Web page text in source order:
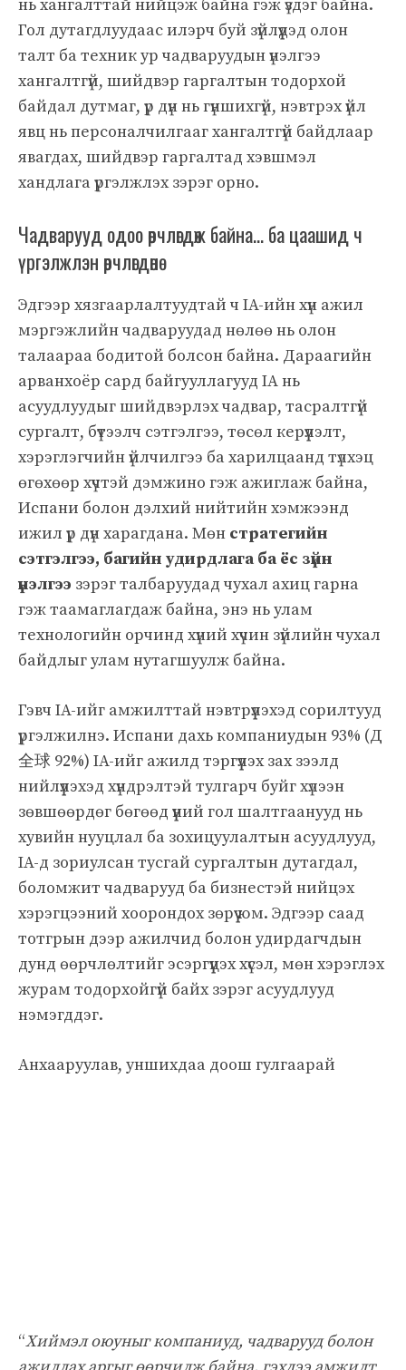
нь хангалттай нийцэж байна гэж үздэг байна.
Гол дутагдлуудаас илэрч буй зүйлүүдэд олон
талт ба техник ур чадваруудын үнэлгээ
хангалтгүй, шийдвэр гаргалтын тодорхой
байдал дутмаг, үр дүн нь гүншихгүй, нэвтрэх үйл
явц нь персоналчилгааг хангалтгүй байдлаар
явагдах, шийдвэр гаргалтад хэвшмэл
хандлага үргэлжлэх зэрэг орно.
Чадварууд одоо өөрчлөгдөж байна… ба цаашид ч
үргэлжлэн өөрчлөгдөнө
Эдгээр хязгаарлалтуудтай ч IA-ийн хүн ажил
мэргэжлийн чадваруудад нөлөө нь олон
талаараа бодитой болсон байна. Дараагийн
арванхоёр сард байгууллагууд IA нь
асуудлуудыг шийдвэрлэх чадвар, тасралтгүй
сургалт, бүтээлч сэтгэлгээ, төсөл керүүлэлт,
хэрэглэгчийн үйлчилгээ ба харилцаанд түлхэц
өгөхөөр хүчтэй дэмжино гэж ажиглаж байна,
Испани болон дэлхий нийтийн хэмжээнд
ижил үр дүн харагдана. Мөн стратегийн
сэтгэлгээ, багийн удирдлага ба ёс зүйн
үнэлгээ зэрэг талбаруудад чухал ахиц гарна
гэж таамаглагдаж байна, энэ нь улам
технологийн орчинд хүний хүчин зүйлийн чухал
байдлыг улам нутагшуулж байна.
Гэвч IA-ийг амжилттай нэвтрүүлэхэд сорилтууд
үргэлжилнэ. Испани дахь компаниудын 93% (Д
全球 92%) IA-ийг ажилд тэргүүлэх зах зээлд
нийлүүлэхэд хүндрэлтэй тулгарч буйг хүлээн
зөвшөөрдөг бөгөөд үүний гол шалтгаанууд нь
хувийн нууцлал ба зохицуулалтын асуудлууд,
IA-д зориулсан тусгай сургалтын дутагдал,
боломжит чадварууд ба бизнестэй нийцэх
хэрэгцээний хоорондох зөрүү юм. Эдгээр саад
тотгрын дээр ажилчид болон удирдагчдын
дунд өөрчлөлтийг эсэргүүцэх хүсэл, мөн хэрэглэх
журам тодорхойгүй байх зэрэг асуудлууд
нэмэгддэг.
Анхааруулав, уншихдаа доош гулгаарай
“Хиймэл оюуныг компаниуд, чадварууд болон